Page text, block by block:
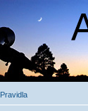
Pravidla